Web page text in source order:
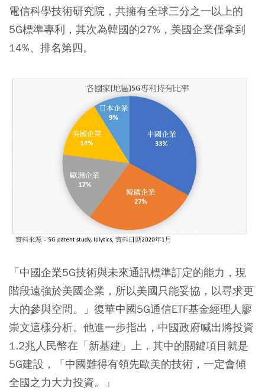
電信科學技術研究院，共擁有全球三分之一以上的
5G標準專利， 其次為韓國的27%，美國企業僅拿到
14%、排名第四。
「中國企業5G技術與未來通訊標準訂定的能力，現
階段遠強於美國企業， 所以美國只能妥協，以尋求更
大的參與空間。」復華中國5G通信ETF基金經理人廖
崇文這樣分析。他進一步指出，中國政府喊出將投資
1.2兆人民幣在「新基建」上，其中的關鍵項目就是
5G建設，「中國難得有領先歐美的技術，一定會傾
全國之力大力投資。」